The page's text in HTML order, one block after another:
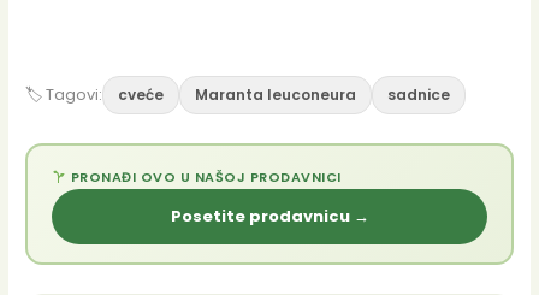
🏷 Tagovi: cveće Maranta leuconeura sadnice
PRONAĐI OVO U NAŠOJ PRODAVNICI
Posetite prodavnicu →